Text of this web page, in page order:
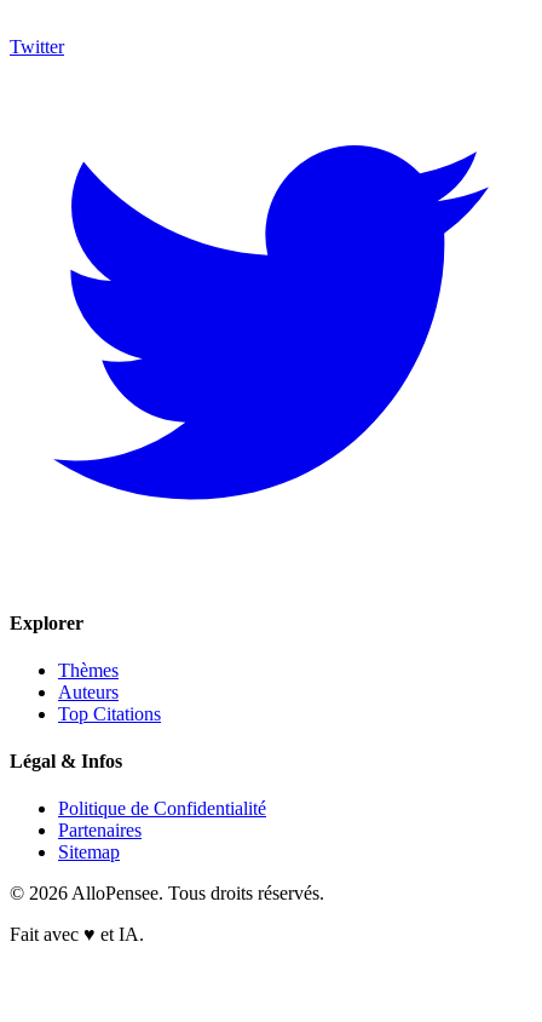
Twitter
Explorer
Thèmes
Auteurs
Top Citations
Légal & Infos
Politique de Confidentialité
Partenaires
Sitemap
© 2026 AlloPensee. Tous droits réservés.
Fait avec ♥ et IA.